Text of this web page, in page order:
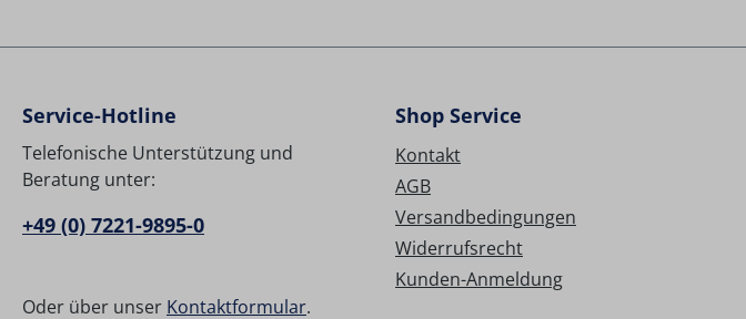
Service-Hotline
Telefonische Unterstützung und
Beratung unter:
+49 (0) 7221-9895-0
Oder über unser Kontaktformular.
Shop Service
Kontakt
AGB
Versandbedingungen
Widerrufsrecht
Kunden-Anmeldung